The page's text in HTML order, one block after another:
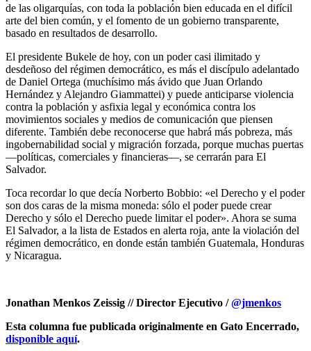
de las oligarquías, con toda la población bien educada en el difícil
arte del bien común, y el fomento de un gobierno transparente,
basado en resultados de desarrollo.
El presidente Bukele de hoy, con un poder casi ilimitado y
desdeñoso del régimen democrático, es más el discípulo adelantado
de Daniel Ortega (muchísimo más ávido que Juan Orlando
Hernández y Alejandro Giammattei) y puede anticiparse violencia
contra la población y asfixia legal y económica contra los
movimientos sociales y medios de comunicación que piensen
diferente. También debe reconocerse que habrá más pobreza, más
ingobernabilidad social y migración forzada, porque muchas puertas
—políticas, comerciales y financieras—, se cerrarán para El
Salvador.
Toca recordar lo que decía Norberto Bobbio: «el Derecho y el poder
son dos caras de la misma moneda: sólo el poder puede crear
Derecho y sólo el Derecho puede limitar el poder». Ahora se suma
El Salvador, a la lista de Estados en alerta roja, ante la violación del
régimen democrático, en donde están también Guatemala, Honduras
y Nicaragua.
Jonathan Menkos Zeissig // Director Ejecutivo /@jmenkos
Esta columna fue publicada originalmente en Gato Encerrado,
disponible aquí.